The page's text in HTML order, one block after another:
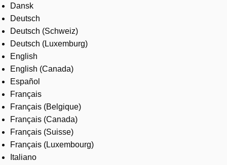
Services
About us
Where to buy
Contact us
Careers
Dansk
Deutsch
Deutsch (Schweiz)
Deutsch (Luxemburg)
English
English (Canada)
Español
Français
Français (Belgique)
Français (Canada)
Français (Suisse)
Français (Luxembourg)
Italiano